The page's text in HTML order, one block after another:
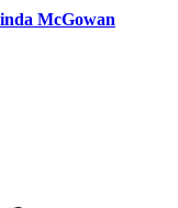
McGowan